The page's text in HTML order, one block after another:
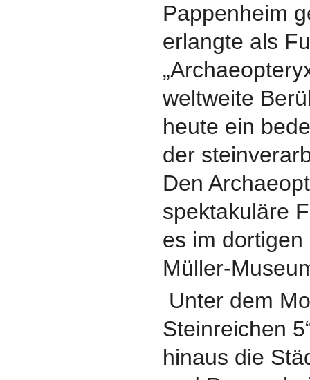
Pappenheim
erlangte als
weltweite
heute ein
der
Den
spektakuläre
es im dortigen
Müller-
Unter dem
Steinreichen
hinaus die